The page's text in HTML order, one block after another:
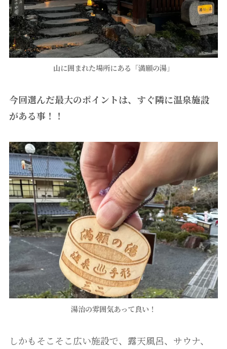
山に囲まれた場所にある「満願の湯 」
今回選んだ最大のポイントは、すぐ隣に温泉施設
がある事！！
湯治の雰囲気あって良い！
しかもそこそこ広い施設で、露天風呂、サウナ、